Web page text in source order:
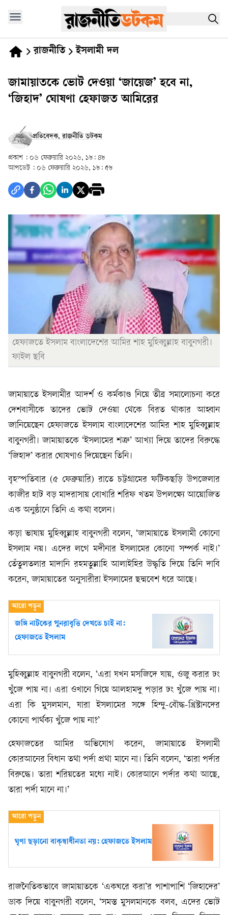
রাজনীতি ইসলামী দল
জামায়াতকে ভোট দেওয়া ‘জায়েজ’ হবে না,
‘জিহাদ’ ঘোষণা হেফাজত আমিরের
প্রতিবেদক, রাজনীতি ডটকম
প্রকাশ : ০৬ ফেব্রুয়ারি ২০২৬, ১৮: ৪৮
আপডেট : ০৬ ফেব্রুয়ারি ২০২৬, ১৮: ৫৮
হেফাজতে ইসলাম বাংলাদেশের আমির শাহ মুহিব্বুল্লাহ বাবুনগরী।
ফাইল ছবি
জামায়াতে ইসলামীর আদর্শ ও কর্মকাণ্ড নিয়ে তীব্র সমালোচনা করে
দেশবাসীকে তাদের ভোট দেওয়া থেকে বিরত থাকার আহ্বান
জানিয়েছেন হেফাজতে ইসলাম বাংলাদেশের আমির শাহ মুহিব্বুল্লাহ
বাবুনগরী। জামায়াতকে ‘ইসলামের শত্রু’ আখ্যা দিয়ে তাদের বিরুদ্ধে
‘জিহাদ’ করার ঘোষণাও দিয়েছেন তিনি।
বৃহস্পতিবার (৫ ফেব্রুয়ারি) রাতে চট্টগ্রামের ফটিকছড়ি উপজেলার
কাজীর হাট বড় মাদরাসায় বোখারি শরিফ খতম উপলক্ষ্যে আয়োজিত
এক অনুষ্ঠানে তিনি এ কথা বলেন।
কড়া ভাষায় মুহিব্বুল্লাহ বাবুনগরী বলেন, ‘জামায়াতে ইসলামী কোনো
ইসলাম নয়। এদের লগে মদীনার ইসলামের কোনো সম্পর্ক নাই।’
তেঁতুলতলার মাদানি রহমতুল্লাহি আলাইহির উদ্ধৃতি দিয়ে তিনি দাবি
করেন, জামায়াতের অনুসারীরা ইসলামের ছদ্মবেশ ধরে আছে।
জঙ্গি নাটকের পুনরাবৃত্তি দেখতে চাই না:
হেফাজতে ইসলাম
মুহিব্বুল্লাহ বাবুনগরী বলেন, ‘এরা যখন মসজিদে যায়, ওজু করার ঢং
খুঁজে পায় না। এরা ওখানে গিয়ে আলহামদু পড়ার ঢং খুঁজে পায় না।
এরা কি মুসলমান, যারা ইসলামের সঙ্গে হিন্দু-বৌদ্ধ-খ্রিষ্টানদের
কোনো পার্থক্য খুঁজে পায় না?’
হেফাজতের আমির অভিযোগ করেন, জামায়াতে ইসলামী
কোরআনের বিধান তথা পর্দা প্রথা মানে না। তিনি বলেন, ‘তারা পর্দার
বিরুদ্ধে। তারা শরিয়তের মধ্যে নাই। কোরআনে পর্দার কথা আছে,
তারা পর্দা মানে না।’
ঘৃণা ছড়ানো বাক্‌স্বাধীনতা নয়: হেফাজতে ইসলাম
​রাজনৈতিকভাবে জামায়াতকে ‘একঘরে করা’র পাশাপাশি ‘জিহাদের’
ডাক দিয়ে বাবুনগরী বলেন, ‘সমস্ত মুসলমানকে বলব, এদের ভোট